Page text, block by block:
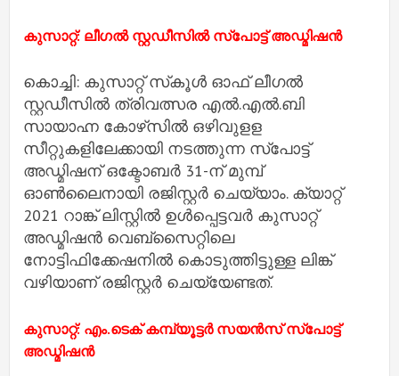
കുസാറ്റ്: ലീഗല്‍ സ്റ്റഡീസില്‍ സ്‌പോട്ട് അഡ്മിഷന്‍
കൊച്ചി: കുസാറ്റ് സ്‌കൂള്‍ ഓഫ് ലീഗല്‍
സ്റ്റഡീസില്‍ ത്രിവത്സര എല്‍.എല്‍.ബി
സായാഹ്ന കോഴ്‌സില്‍ ഒഴിവുളള
സീറ്റുകളിലേക്കായി നടത്തുന്ന സ്‌പോട്ട്
അഡ്മിഷന് ഒക്ടോബര്‍ 31-ന് മുമ്പ്
ഓണ്‍ലൈനായി രജിസ്റ്റര്‍ ചെയ്യാം. ക്യാറ്റ്
2021 റാങ്ക് ലിസ്റ്റില്‍ ഉള്‍പ്പെട്ടവര്‍ കുസാറ്റ്
അഡ്മിഷന്‍ വെബ്‌സൈറ്റിലെ
നോട്ടിഫിക്കേഷനില്‍ കൊടുത്തിട്ടുള്ള ലിങ്ക്
വഴിയാണ് രജിസ്റ്റര്‍ ചെയ്യേണ്ടത്.
കുസാറ്റ്: എം.ടെക് കമ്പ്യൂട്ടര്‍ സയന്‍സ് സ്‌പോട്ട്
അഡ്മിഷന്‍